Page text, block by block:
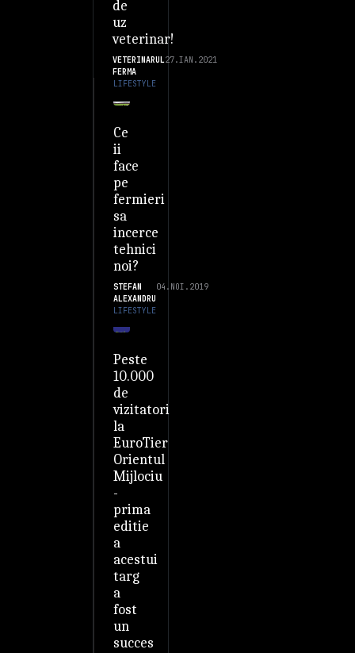
de
uz
veterinar!
VETERINARUL
FERMA
27.IAN.2021
LIFESTYLE
Ce
ii
face
pe
fermieri
sa
incerce
tehnici
noi?
STEFAN
ALEXANDRU
04.NOI.2019
LIFESTYLE
Peste
10.000
de
vizitatori
la
EuroTier
Orientul
Mijlociu
-
prima
editie
a
acestui
targ
a
fost
un
succes